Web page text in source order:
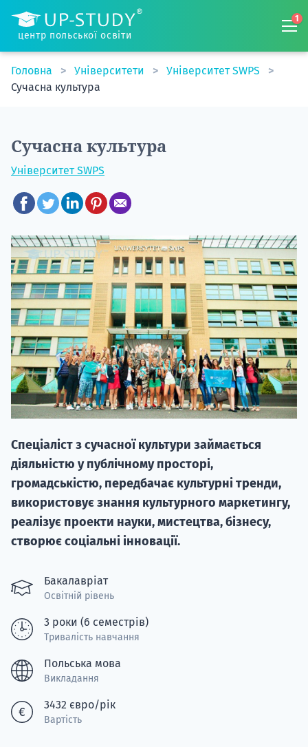
центр польської освіти
1
Головна Університети
Університет SWPS
Сучасна культура
Сучасна культура
Університет SWPS
Спеціаліст з сучасної культури займається
діяльністю у публічному просторі,
громадськістю, передбачає культурні тренди,
використовує знання культурного маркетингу,
реалізує проекти науки, мистецтва, бізнесу,
створює соціальні інновації.
Бакалавріат
Освітній рівень
3 роки (6 семестрів)
Тривалість навчання
Польська мова
Викладання
3432 євро/рік
Вартість
вступ на